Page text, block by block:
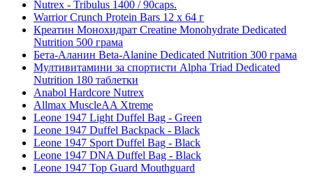
Nutrex - Tribulus 1400 / 90caps.
Warrior Crunch Protein Bars 12 x 64 г
Креатин Монохидрат Creatine Monohydrate Dedicated
Nutrition 500 грама
Бета-Аланин Beta-Alanine Dedicated Nutrition 300 грама
Мултивитамини за спортисти Alpha Triad Dedicated
Nutrition 180 таблетки
Anabol Hardcore Nutrex
Allmax MuscleAA Xtreme
Leone 1947 Light Duffel Bag - Green
Leone 1947 Duffel Backpack - Black
Leone 1947 Sport Duffel Bag - Black
Leone 1947 DNA Duffel Bag - Black
Leone 1947 Top Guard Mouthguard